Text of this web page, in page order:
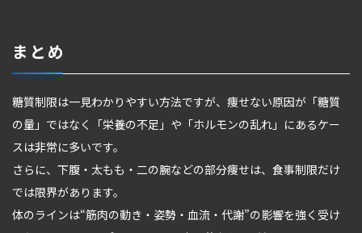
まとめ
糖質制限は一見わかりやすい方法ですが、痩せない原因が「糖質
の量」ではなく「栄養の不足」や「ホルモンの乱れ」にあるケー
スは非常に多いです。
さらに、下腹・太もも・二の腕などの部分痩せは、食事制限だけ
では限界があります。
体のラインは“筋肉の動き・姿勢・血流・代謝”の影響を強く受け